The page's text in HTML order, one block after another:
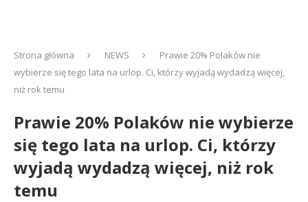
Strona główna NEWS
Prawie 20% Polaków nie
wybierze się tego lata na urlop. Ci, którzy wyjadą wydadzą więcej,
niż rok temu
Prawie 20% Polaków nie wybierze
się tego lata na urlop. Ci, którzy
wyjadą wydadzą więcej, niż rok
temu